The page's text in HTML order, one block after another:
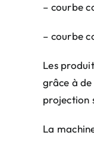
– courbe
– courbe
Les
grâce à
projection
La